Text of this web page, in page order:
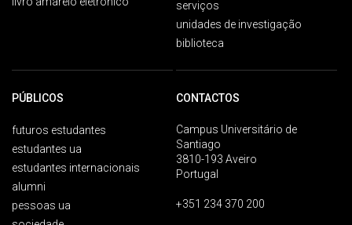
serviços
unidades de investigação
biblioteca
PÚBLICOS
futuros estudantes
estudantes ua
estudantes internacionais
alumni
pessoas ua
CONTACTOS
Campus Universitário de
Santiago
3810-193 Aveiro
Portugal
+351 234 370 200